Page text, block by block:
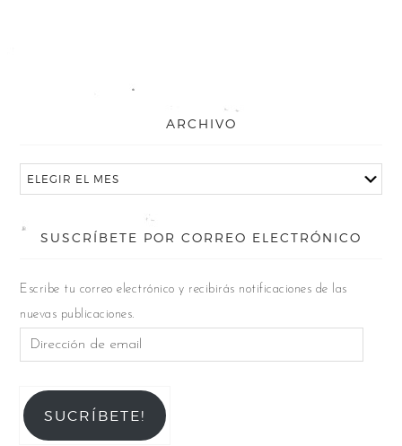
ARCHIVO
SUSCRÍBETE POR CORREO ELECTRÓNICO
Escribe tu correo electrónico y recibirás notificaciones de las
nuevas publicaciones.
SUCRÍBETE!